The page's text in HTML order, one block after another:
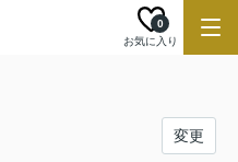
お気に入り
0
変更